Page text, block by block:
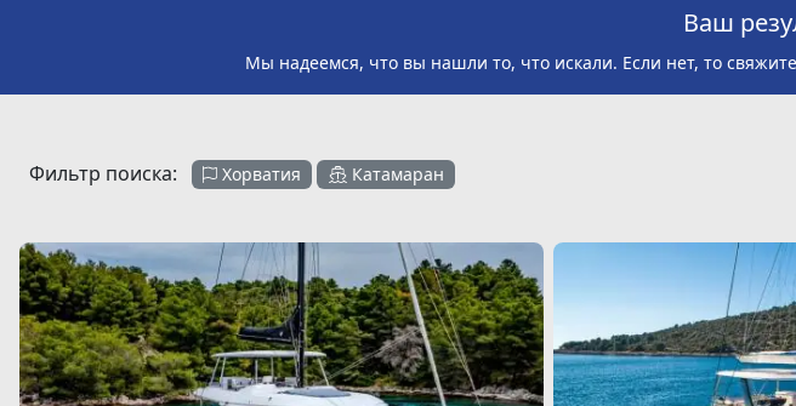
Ваш
Мы надеемся, что вы нашли то, что искали. Если нет, то
Фильтр поиска: Хорватия Катамаран